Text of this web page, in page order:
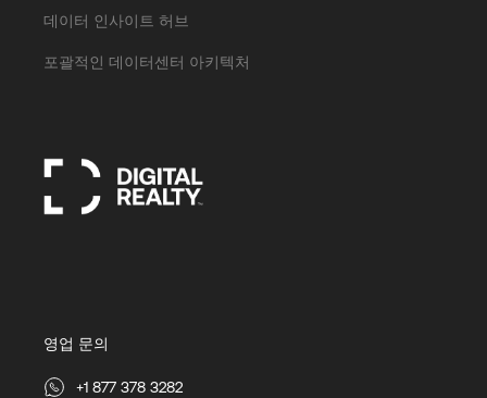
데이터 인사이트 허브
포괄적인 데이터센터 아키텍처
영업 문의
+1 877 378 3282